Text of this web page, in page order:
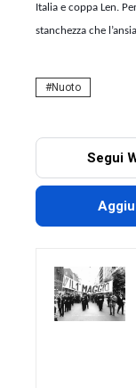
Italia e coppa Len.
stanchezza che
Nuoto
Segui